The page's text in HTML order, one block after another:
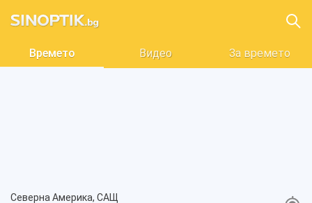
Времето Видео За времето
Северна Америка, САЩ